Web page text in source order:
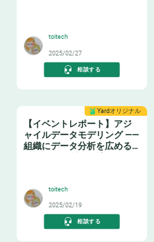
toitech
2025/02/27
相談する
Yardオリジナル
【イベントレポート】アジ
ャイルデータモデリング ——
組織にデータ分析を広める
toitech
2025/02/19
相談する